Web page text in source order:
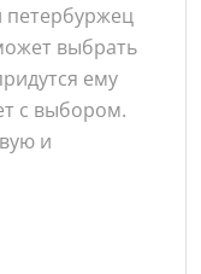
выбрать
ему
с выбором.
и